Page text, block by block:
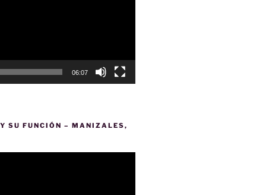
06:07
SU FUNCIÓN – MANIZALES,